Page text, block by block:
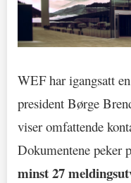
WEF har igangsatt en
president Børge
viser omfattende
Dokumentene peker
minst 27